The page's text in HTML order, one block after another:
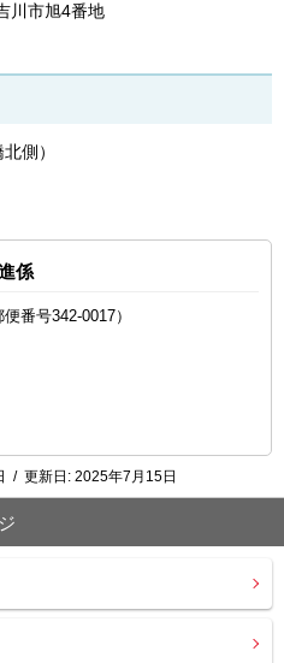
川市旭4番地
側）
係
番号342-0017）
/ 更新日: 2025年7月15日